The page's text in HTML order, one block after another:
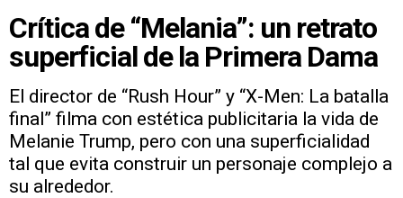
Crítica de “Melania”: un retrato
superficial de la Primera Dama
El director de “Rush Hour” y “X-Men: La batalla
final” filma con estética publicitaria la vida de
Melanie Trump, pero con una superficialidad
tal que evita construir un personaje complejo a
su alrededor.